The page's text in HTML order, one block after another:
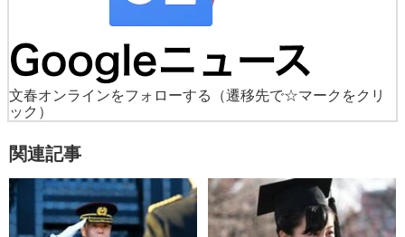
文春オンラインをフォローする
（遷移先で☆マークをクリ
ック）
関連記事